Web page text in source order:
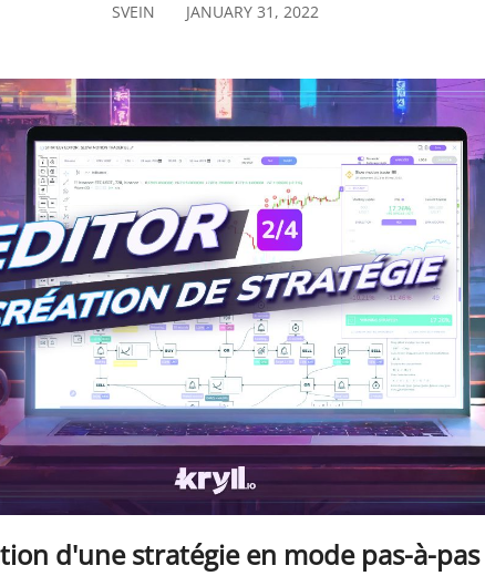
SVEIN JANUARY 31, 2022
d'une stratégie en mode pas-à-pas